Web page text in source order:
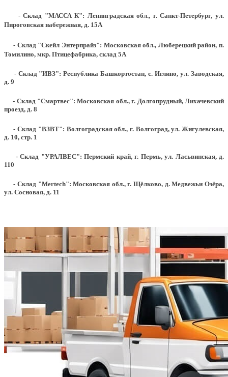
- Склад "МАССА К": Ленинградская обл., г. Санкт-Петербург, ул.
Пироговская набережная, д. 15А
- Склад "Скейл Энтерпрайз": Московская обл., Люберецкий район, п.
Томилино, мкр. Птицефабрика, склад 5А
- Склад "ИВЗ": Республика Башкортостан, с. Иглино, ул. Заводская,
д. 9
- Склад "Смартвес":Московская обл., г. Долгопрудный, Лихачевский
проезд, д. 8
- Склад "ВЗВТ": Волгоградская обл., г. Волгоград, ул. Жигулевская,
д. 10, стр. 1
- Склад "УРАЛВЕС": Пермский край, г. Пермь, ул. Ласьвинская, д.
110
- Склад "Mertech": Московская обл., г. Щёлково, д. Медвежьи Озёра,
ул. Сосновая, д. 11